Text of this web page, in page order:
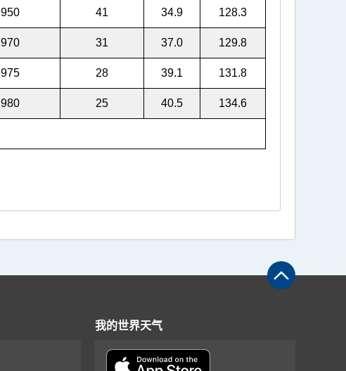
950 41 34.9 128.3
970 31 37.0 129.8
975 28 39.1 131.8
980 25 40.5 134.6
我的世界天气